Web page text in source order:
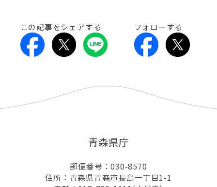
この記事をシェアする フォローする
青森県庁
郵便番号：030-8570
住所：青森県青森市長島一丁目1-1